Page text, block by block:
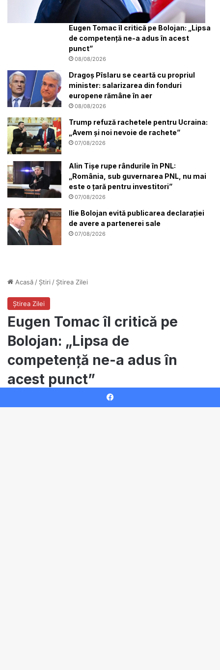
Eugen Tomac îl critică pe Bolojan: „Lipsa
de competență ne-a adus în acest
punct”
08/08/2026
Dragoș Pîslaru se ceartă cu propriul
minister: salarizarea din fonduri
europene rămâne în aer
08/08/2026
Trump refuză rachetele pentru Ucraina:
„Avem și noi nevoie de rachete”
07/08/2026
Alin Tișe rupe rândurile în PNL:
„România, sub guvernarea PNL, nu mai
este o țară pentru investitori”
07/08/2026
Ilie Bolojan evită publicarea declarației
de avere a partenerei sale
07/08/2026
Facebook